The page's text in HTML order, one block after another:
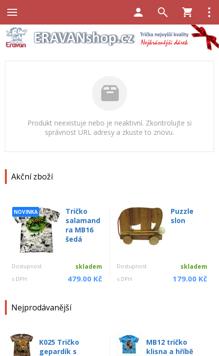
Akční zboží
NOVINKA
Tričko
salamand
ra MB16
šedá
Dostupnost skladem
s DPH 479.00 Kč
Puzzle
slon
Dostupnost skladem
s DPH 179.00 Kč
Nejprodávanější
K025 Tričko
gepardík s
MB12 tričko
klisna a hříbě
Produkt neexistuje nebo je neaktivní. Zkontrolujte si
správnost URL adresy a zkuste to znovu.